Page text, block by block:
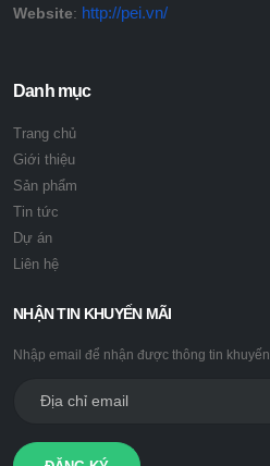
Website: http://pei.vn/
Danh mục
Trang chủ
Giới thiệu
Sản phẩm
Tin tức
Dự án
Liên hệ
NHẬN TIN KHUYẾN MÃI
Nhập email để nhận được thông tin